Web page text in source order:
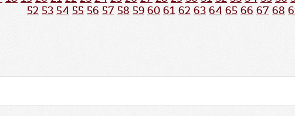
52 53 54 55 56 57 58 59 60 61 62 63 64 65 66 67 68